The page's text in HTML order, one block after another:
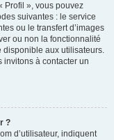
Profil », vous pouvez
suivantes : le service
ou le transfert d’images
ou non la fonctionnalité
disponible aux utilisateurs.
invitons à contacter un
?
d’utilisateur, indiquent